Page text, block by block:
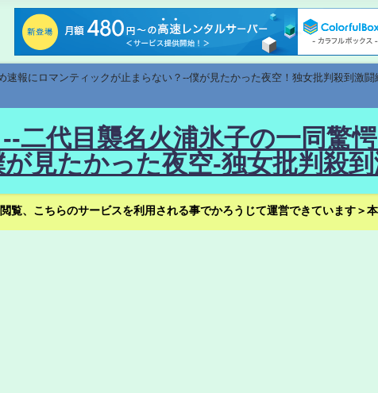
報にロマンティックが止まらない？--僕が見たかった夜空！独女批判殺到激
二代目襲名火浦氷子の一同驚
見たかった夜空-独女批判殺
覧、こちらのサービスを利用される事でかろうじて運営できています＞